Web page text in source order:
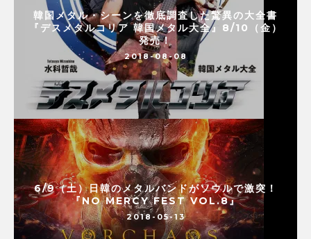
韓国メタル・シーンを徹底調査した驚異の大全書
『デスメタルコリア 韓国メタル大全』8/10（金）
発売！
2018-08-08
6/9（土）日韓のメタルバンドがソウルで激突！
『NO MERCY FEST VOL.8』
2018-05-13